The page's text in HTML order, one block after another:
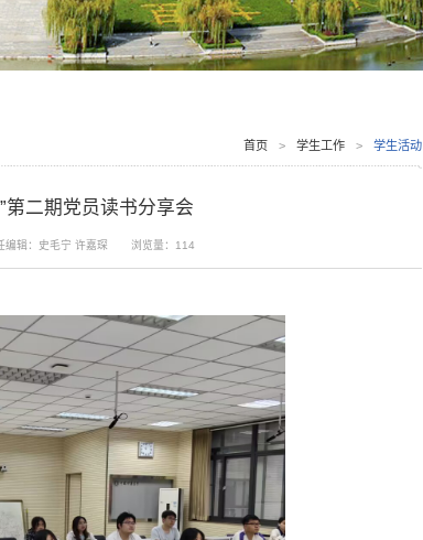
首页 > 学生工作 > 学生活动
第二期党员读书分享会
编辑：史毛宁 许嘉琛 浏览量： 114